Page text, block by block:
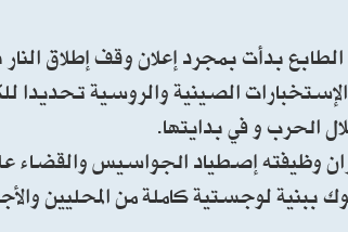
بدأت بمجرد إعلان وقف إطلاق
الإستخبارات الصينية والروسية
الحرب و في بدايتها.
وظيفته إصطياد الجواسيس والقضاء
لوجستية كاملة من المحليين